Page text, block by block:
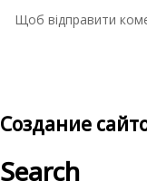
Щоб відправити
Создание
Search